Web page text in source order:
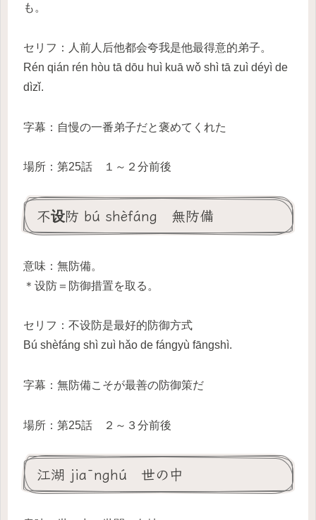
も。
セリフ：人前人后他都会夸我是他最得意的弟子。
Rén qián rén hòu tā dōu huì kuā wǒ shì tā zuì déyì de
dìzǐ.
字幕：自慢の一番弟子だと褒めてくれた
場所：第25話 １～２分前後
不设防 bú shèfáng 無防備
意味：無防備。
＊设防＝防御措置を取る。
セリフ：不设防是最好的防御方式
Bú shèfáng shì zuì hǎo de fángyù fāngshì.
字幕：無防備こそが最善の防御策だ
場所：第25話 ２～３分前後
江湖 jiānghú 世の中